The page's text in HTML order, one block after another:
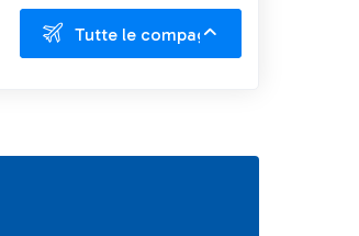
Tutte le compagnie